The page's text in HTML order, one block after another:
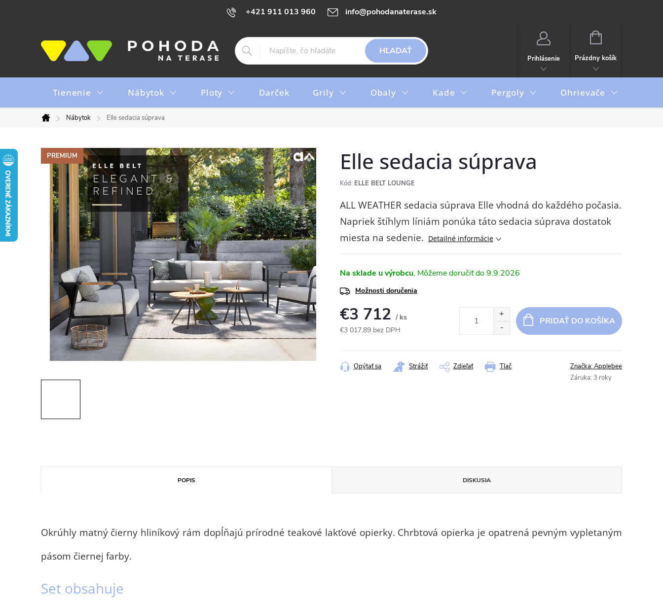
+421 911 013 960 info@pohodanaterase.sk
HĽADAŤ
Prihlásenie
NÁKUPNÝ
Prázdny košík
Tienenie Nábytok Ploty Darček Grily Obaly Kade Pergoly Ohrievače
Domov
Nábytok Elle sedacia súprava
PREMIUM Elle sedacia súprava
Kód: ELLE BELT LOUNGE
ALL WEATHER sedacia súprava Elle vhodná do každého počasia.
Napriek štíhlym líniám ponúka táto sedacia súprava dostatok
miesta na sedenie. Detailné informácie
Na sklade u výrobcu 9.9.2026
Možnosti doručenia
€3 712 / ks
€3 017,89 bez DPH
cena:
PRIDAŤ DO KOŠÍKA
Tlač
Opýtať sa Strážiť Zdieľať Značka:Applebee
Záruka: 3 roky
POPIS DISKUSIA
Okrúhly matný čierny hliníkový rám dopĺňajú prírodné teakové lakťové opierky. Chrbtová opierka je opatrená pevným vypletaným
pásom čiernej farby.
Set obsahuje